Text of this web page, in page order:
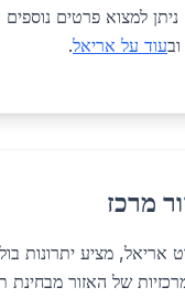
ניתן למצוא פרטים נוספים
ובעוד על אריאל.
מרכז
אריאל, מציע יתרונות
של האזור מבחינת